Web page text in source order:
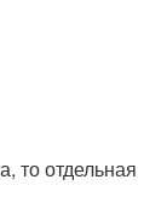
то отдельная